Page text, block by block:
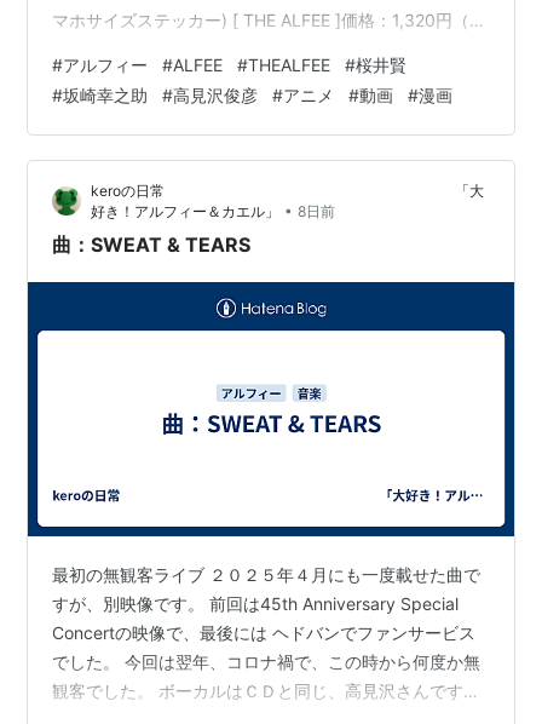
マホサイズステッカー) [ THE ALFEE ]価格：1,320円（税
ながら描いたやつ早押ししてましたね早押しｗｗｗこう
なってた可能性もｗｗｗ 業務用 熊本名物いきなり団子
10個セット 王道の粒あん 和菓子 スイーツ おやつ 手土産
お土産 冷凍便価格：1,650円（税込、送料別) (2026/7/31
時点…
#アルフィー #ALFEE #THEALFEE #桜井賢
#坂崎幸之助 #高見沢俊彦 #アニメ #動画 #漫画
keroの日常 「大
好き！アルフィー＆カエル」
• 8日前
曲：SWEAT & TEARS
最初の無観客ライブ ２０２５年４月にも一度載せた曲で
すが、別映像です。 前回は45th Anniversary Special
Concertの映像で、最後には ヘドバンでファンサービス
でした。 今回は翌年、コロナ禍で、この時から何度か無
観客でした。 ボーカルはＣＤと同じ、高見沢さんです。